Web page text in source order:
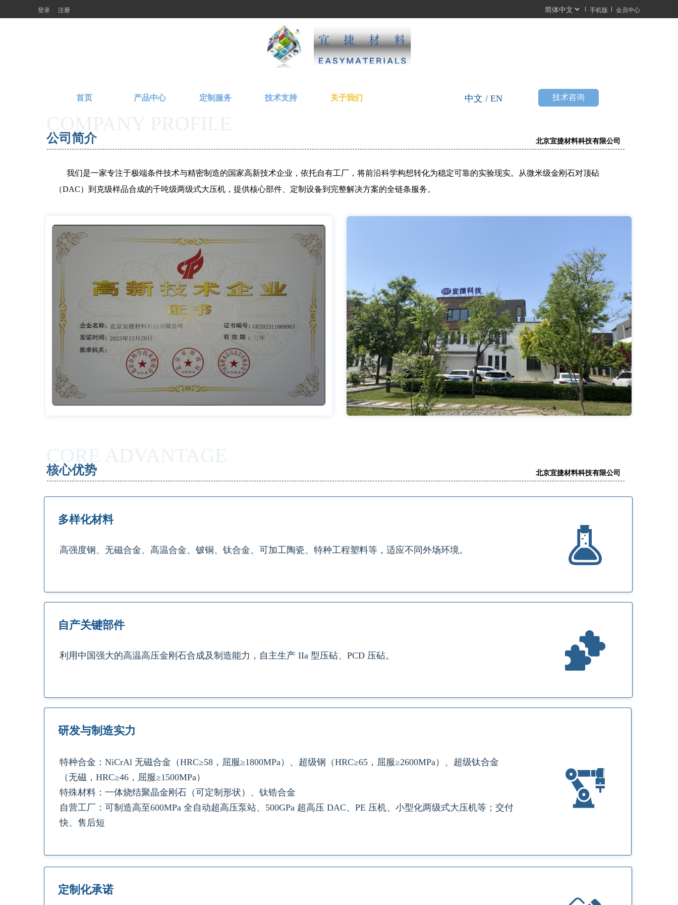
登录 注册 手机版 会员中心
首页 产品中心 定制服务 技术支持 关于我们 中文 / EN
按
钮
技术咨询
公司简介 北京宜捷材料科技有限公司
（DAC）到克级样品合成的千吨级两级式大压机，提供核心部件、定制设备到完整解决方案的全链条服务。
核心优势 北京宜捷材料科技有限公司
多样化材料
高强度钢、无磁合金、高温合金、铍铜、钛合金、可加工陶瓷、特种工程塑料等，适应不同外场环境。
自产关键部件
利用中国强大的高温高压金刚石合成及制造能力，自主生产 IIa 型压砧、PCD 压砧。
研发与制造实力
特种合金：NiCrAl 无磁合金（HRC≥58，屈服≥1800MPa）、超级钢（HRC≥65，屈服≥2600MPa）、超级钛合金
（无磁，HRC≥46，屈服≥1500MPa）
特殊材料：一体烧结聚晶金刚石（可定制形状）、钛锆合金
自营工厂：可制造高至600MPa 全自动超高压泵站、500GPa 超高压 DAC、PE 压机、小型化两级式大压机等；交付
快、售后短
定制化承诺